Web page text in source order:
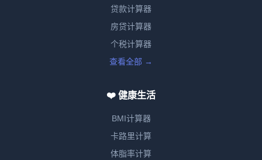
贷款计算器
房贷计算器
个税计算器
查看全部 →
❤️ 健康生活
BMI计算器
卡路里计算
体脂率计算